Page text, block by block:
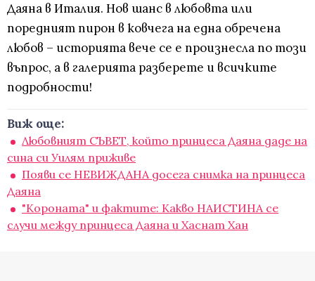
Даяна в Италия. Нов шанс в любовта или
поредният пирон в ковчега на една обречена
любов – историята вече се е произнесла по този
въпрос, а в галерията разберете и всичките
подробности!
Виж още:
Любовният СЪВЕТ, който принцеса Даяна даде на
сина си Уилям приживе
Появи се НЕВИЖДАНА досега снимка на принцеса
Даяна
"Короната" и фактите: Какво НАИСТИНА се
случи между принцеса Даяна и Хаснат Хан